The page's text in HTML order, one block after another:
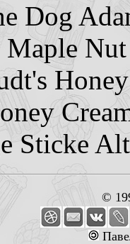
Dog
Sticke
©